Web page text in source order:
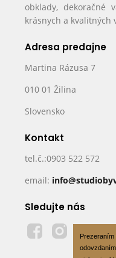
obklady, dekoračné
krásnych a kvalitných
Adresa predajne
Martina Rázusa 7
010 01 Žilina
Slovensko
Kontakt
tel.č.:0903 522 572
email:
Sledujte nás